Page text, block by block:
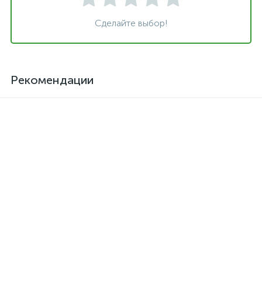
Сделайте выбор!
Рекомендации